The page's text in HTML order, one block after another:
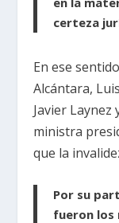
certeza
En ese
Alcántara,
Javier Laynez
ministra
que la
Por su
fueron los